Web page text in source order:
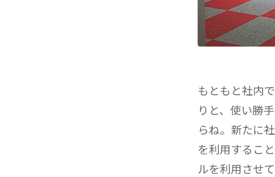
もともと社内
りと、使い勝
らね。新たに
を利用するこ
ルを利用させ